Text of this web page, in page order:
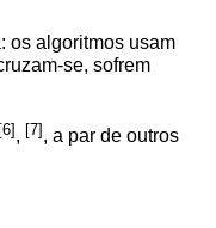
os algoritmos usam
se, sofrem
[6] , [7] , a par de outros